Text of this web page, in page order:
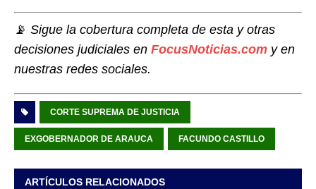
📡 Sigue la cobertura completa de esta y otras
decisiones judiciales en FocusNoticias.com y en
nuestras redes sociales.
CORTE SUPREMA DE JUSTICIA
EXGOBERNADOR DE ARAUCA FACUNDO CASTILLO
ARTÍCULOS RELACIONADOS